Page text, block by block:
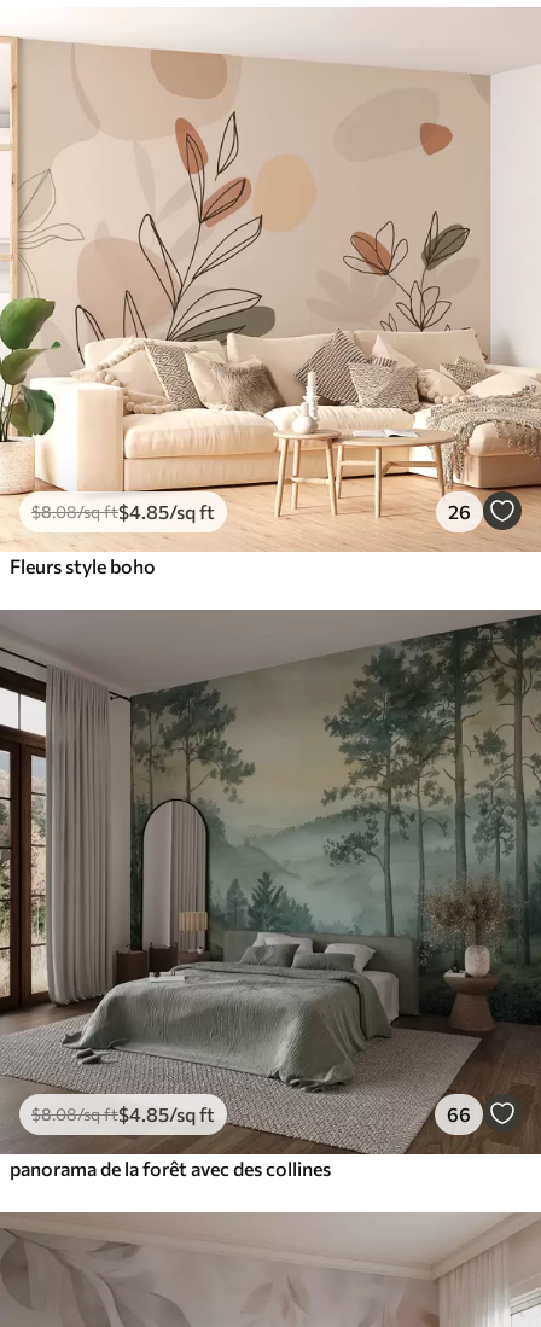
$8.08/sq ft$4 .85/sq ft 26
Fleurs style boho
$8.08/sq ft$4 .85/sq ft 66
panorama de la forêt avec des collines